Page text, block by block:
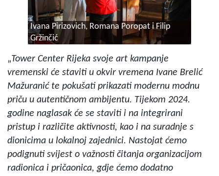
Ivana Pirizovich, Romana Poropat i Filip
Gržinčić
„Tower Center Rijeka svoje art kampanje
vremenski će staviti u okvir vremena Ivane Brelić
Mažuranić te pokušati prikazati modernu modnu
priču u autentičnom ambijentu. Tijekom 2024.
godine naglasak će se staviti i na integrirani
pristup i različite aktivnosti, kao i na suradnje s
dionicima u lokalnoj zajednici. Nastojat ćemo
podignuti svijest o važnosti čitanja organizacijom
radionica i pričaonica, gdje ćemo dodatno